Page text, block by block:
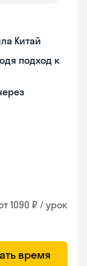
Китай
подход к
1090 ₽ / урок
время